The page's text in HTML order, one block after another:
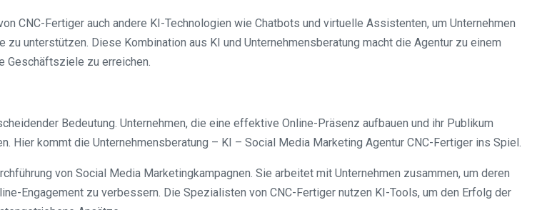
CNC-Fertiger auch andere KI-Technologien wie Chatbots und virtuelle Assistenten, um Unternehmen
unterstützen. Diese Kombination aus KI und Unternehmensberatung macht die Agentur zu einem
Geschäftsziele zu erreichen.
Bedeutung. Unternehmen, die eine effektive Online-Präsenz aufbauen und ihr Publikum
Hier kommt die Unternehmensberatung – KI – Social Media Marketing Agentur CNC-Fertiger ins Spiel.
von Social Media Marketingkampagnen. Sie arbeitet mit Unternehmen zusammen, um deren
Engagement zu verbessern. Die Spezialisten von CNC-Fertiger nutzen KI-Tools, um den Erfolg der